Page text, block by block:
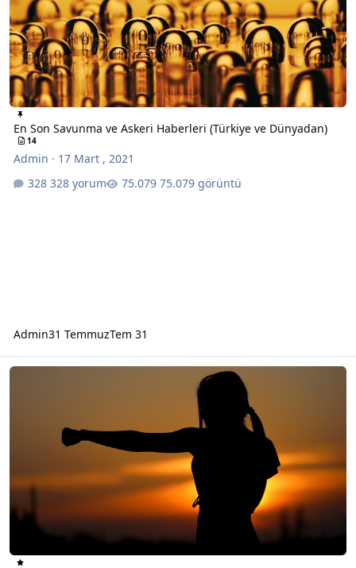
En Son Savunma ve Askeri Haberleri (Türkiye ve Dünyadan)
14
Admin · 17 Mart , 2021
328 yorum
75.079 görüntü
Admin31 TemmuzTem 31
Kendini Savunma Eğitmene Göre Kendinizi Korumanın En Önemli